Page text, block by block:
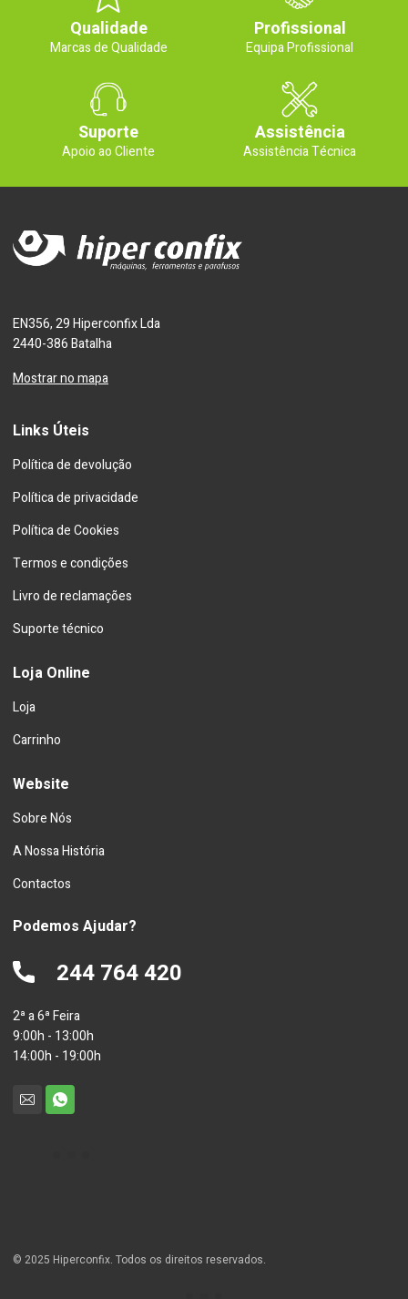
Qualidade
Marcas de Qualidade
Profissional
Equipa Profissional
Suporte
Apoio ao Cliente
Assistência
Assistência Técnica
EN356, 29 Hiperconfix Lda
2440-386 Batalha
Mostrar no mapa
Links Úteis
Política de devolução
Política de privacidade
Política de Cookies
Termos e condições
Livro de reclamações
Suporte técnico
Loja Online
Loja
Carrinho
Website
Sobre Nós
A Nossa História
Contactos
Podemos Ajudar?
244 764 420
2ª a 6ª Feira
9:00h - 13:00h
14:00h - 19:00h
© 2025 Hiperconfix. Todos os direitos reservados.